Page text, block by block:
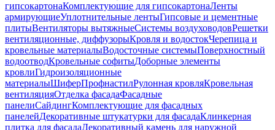
гипсокартонаКомплектующие для гипсокартонаЛенты
армирующиеУплотнительные лентыГипсовые и цементные
плитыВентиляторы вытяжныеСистемы воздуховодовРешетки
вентиляционные, диффузорыКровля и водостокЧерепица и
кровельные материалыВодосточные системыПоверхностный
водоотводКровельные софитыДоборные элементы
кровлиГидроизоляционные
материалыШиферПрофнастилРулонная кровляКровельная
вентиляцияОтделка фасадаФасадные
панелиСайдингКомплектующие для фасадных
панелейДекоративные штукатурки для фасадаКлинкерная
плитка для фасадаДекоративный камень для наружной